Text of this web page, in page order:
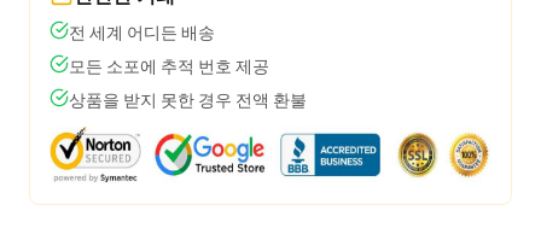
전 세계 어디든 배송
모든 소포에 추적 번호 제공
상품을 받지 못한 경우 전액 환불